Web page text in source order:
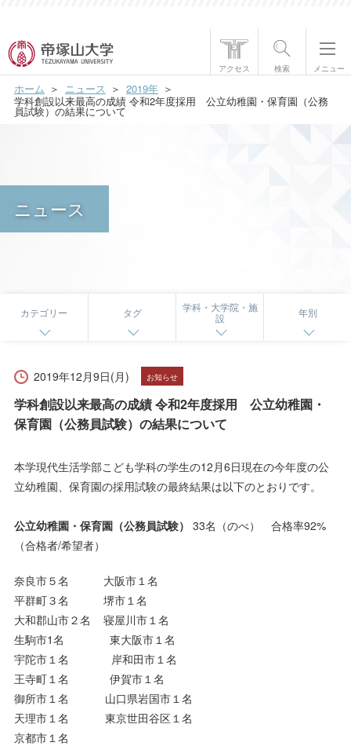
アクセス 検索 メニュー
帝塚山大学について
学部・大学院
研究・社会貢献
保護者の方へ 卒業生の方へ
English 資料請求 お問い合わせ
ホーム ニュース
2019年
学科創設以来最高の成績 令和2年度採用 公立幼稚園・保育園（公務
員試験）の結果について
ニュース
カテゴリー タグ
学科・大学院・施
設
年別
2019年12月9日(月) お知らせ
学科創設以来最高の成績 令和2年度採用 公立幼稚園・
保育園（公務員試験）の結果について
本学現代生活学部こども学科の学生の12月6日現在の今年度の公
立幼稚園、保育園の採用試験の最終結果は以下のとおりです。
公立幼稚園・保育園（公務員試験） 33名（のべ） 合格率92%
（合格者/希望者）
奈良市５名 大阪市１名
平群町３名 堺市１名
大和郡山市２名 寝屋川市１名
生駒市1名 東大阪市１名
宇陀市１名 岸和田市１名
王寺町１名 伊賀市１名
御所市１名 山口県岩国市１名
天理市１名 東京世田谷区１名
京都市１名